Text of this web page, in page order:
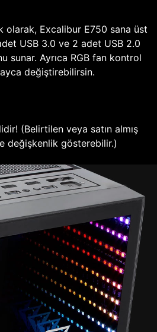
olarak, Excalibur E750 sana üst
USB 3.0 ve 2 adet USB 2.0
sunar. Ayrıca RGB fan kontrol
değiştirebilirsin.
(Belirtilen veya satın almış
değişkenlik gösterebilir.)